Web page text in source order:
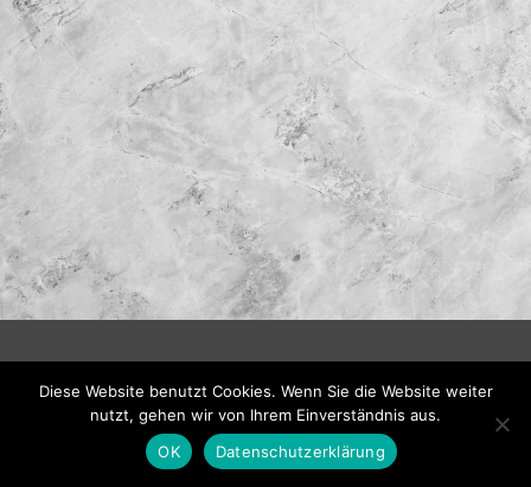
Diese Website benutzt Cookies. Wenn Sie die Website weiter
nutzt, gehen wir von Ihrem Einverständnis aus.
OK
Datenschutzerklärung